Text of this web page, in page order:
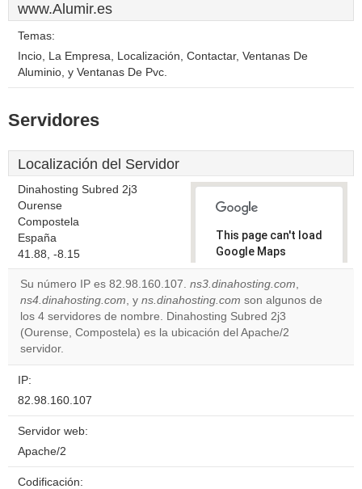
www.Alumir.es
Temas:
Incio, La Empresa, Localización, Contactar, Ventanas De
Aluminio, y Ventanas De Pvc.
Servidores
Localización del Servidor
Dinahosting Subred 2j3
Ourense
Compostela
España
41.88, -8.15
This page can't load
Google Maps
correctly.
Do you
own this
website?
Su número IP es 82.98.160.107. ns3.dinahosting.com,
ns4.dinahosting.com, y ns.dinahosting.com son algunos de
los 4 servidores de nombre. Dinahosting Subred 2j3
(Ourense, Compostela) es la ubicación del Apache/2
servidor.
IP:
82.98.160.107
Servidor web:
Apache/2
Codificación: